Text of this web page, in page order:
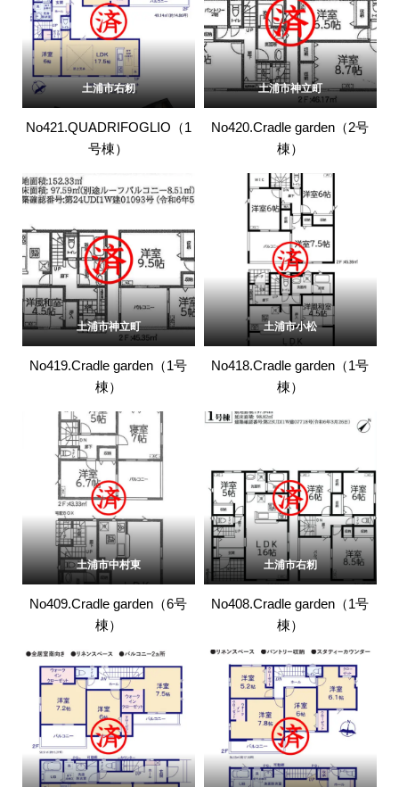
土浦市右籾
No421.QUADRIFOGLIO（1
号棟）
土浦市神立町
No420.Cradle garden（2号
棟）
土浦市神立町
No419.Cradle garden（1号
棟）
土浦市小松
No418.Cradle garden（1号
棟）
土浦市中村東
No409.Cradle garden（6号
棟）
土浦市右籾
No408.Cradle garden（1号
棟）